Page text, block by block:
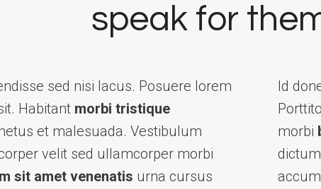
speak for
sed nisi lacus. Posuere lorem
Habitant morbi tristique
et malesuada. Vestibulum
velit sed ullamcorper morbi
sit amet venenatis urna cursus
Id
morbi